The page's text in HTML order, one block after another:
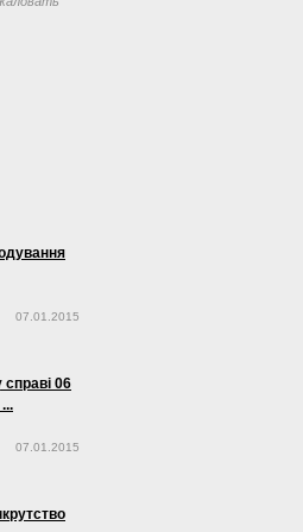
системы
07.01.2015
06
07.01.2015